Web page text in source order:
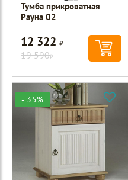
Тумба прикроватная
Рауна 02
12 322Р
19 590Р
- 35%